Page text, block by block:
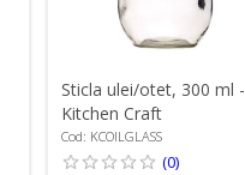
Sticla ulei/otet, 300 ml -
Kitchen Craft
Cod: KCOILGLASS
(0)